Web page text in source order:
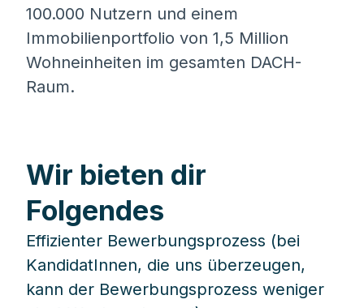
100.000 Nutzern und einem
Immobilienportfolio von 1,5 Million
Wohneinheiten im gesamten DACH-
Raum.
Wir bieten dir
Folgendes
Effizienter Bewerbungsprozess (bei
KandidatInnen, die uns überzeugen,
kann der Bewerbungsprozess weniger